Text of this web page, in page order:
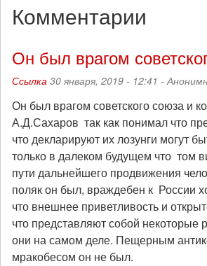
Комментарии
Он был врагом
Ссылка 30 января, 2019 - 12:41 -
Он был врагом советского союза и
А.Д.Сахаров так как понимал что
что декларируют их лозунги могут
только в далеком будущем что том
пути дальнейшего продвижения
поляк он был, враждебен к России
что внешнее приветливость и
что представляют собой некоторые
они на самом деле. Пещерным
мракобесом он не был.